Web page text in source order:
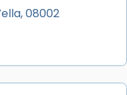
08002